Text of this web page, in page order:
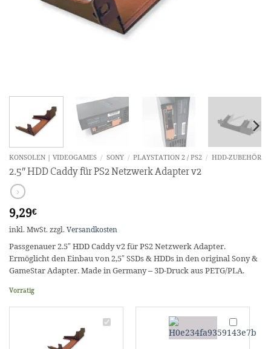
KONSOLEN | VIDEOGAMES / SONY / PLAYSTATION 2 / PS2 / HDD-ZUBEHÖR
2.5″ HDD Caddy für PS2 Netzwerk Adapter v2
9,29€
inkl. MwSt. zzgl. Versandkosten
Passgenauer 2.5″ HDD Caddy v2 für PS2 Netzwerk Adapter.
Ermöglicht den Einbau von 2,5″ SSDs & HDDs in den original Sony &
GameStar Adapter. Made in Germany – 3D-Druck aus PETG/PLA.
Vorrätig
2.5"
Bitfunx
PS2